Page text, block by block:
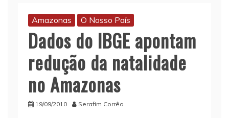
Amazonas O Nosso País
Dados do IBGE apontam
redução da natalidade
no Amazonas
19/09/2010 Serafim Corrêa